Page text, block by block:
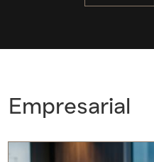
Empresarial